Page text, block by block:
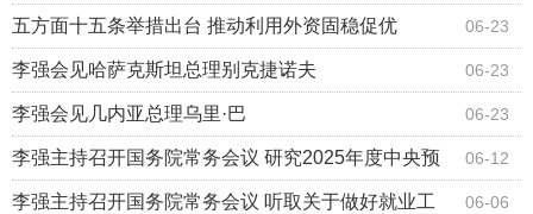
06-23
五方面十五条举措出台 推动利用外资固稳促优
06-23
李强会见哈萨克斯坦总理别克捷诺夫
06-23
李强会见几内亚总理乌里·巴
06-12
李强主持召开国务院常务会议 研究2025年度中央预
算执行和其他财政收支审计查出问题整改工作等 06-06
李强主持召开国务院常务会议 听取关于做好就业工